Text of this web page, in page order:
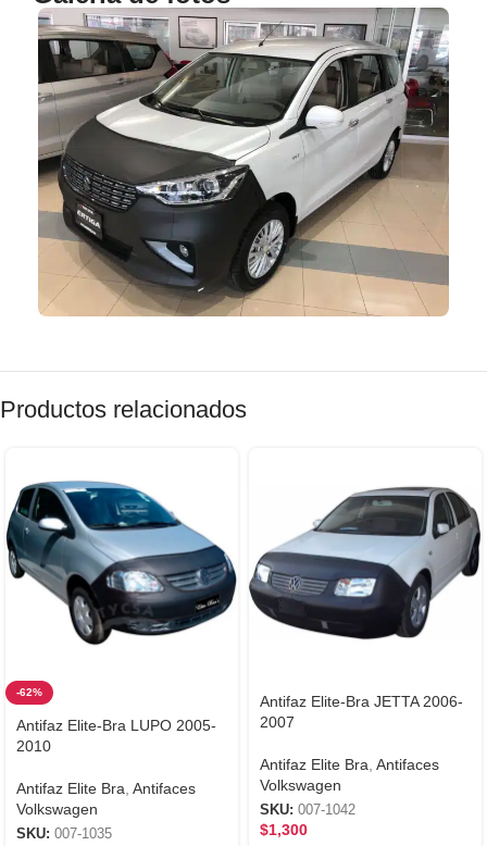
Productos relacionados
-62%
Antifaz Elite-Bra LUPO 2005-
2010
Antifaz Elite Bra Antifaces
Volkswagen
SKU: 007-1035
Antifaz Elite-Bra JETTA 2006-
2007
Antifaz Elite Bra Antifaces
Volkswagen
SKU: 007-1042
$1,300